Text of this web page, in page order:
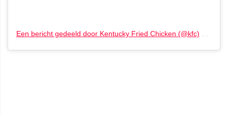
Een bericht gedeeld door Kentucky Fried Chicken (@kfc)